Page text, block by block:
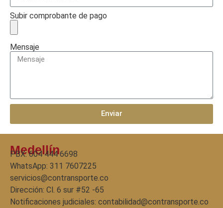
Subir comprobante de pago
Mensaje
Enviar
Medellín
PBX: 604 444 6698
WhatsApp: 311 7607225
servicios@contransporte.co
Dirección: Cl. 6 sur #52 -65
Notificaciones judiciales: contabilidad@contransporte.co